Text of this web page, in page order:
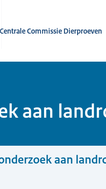
Centrale Commissie Dierproeven
aan
aan